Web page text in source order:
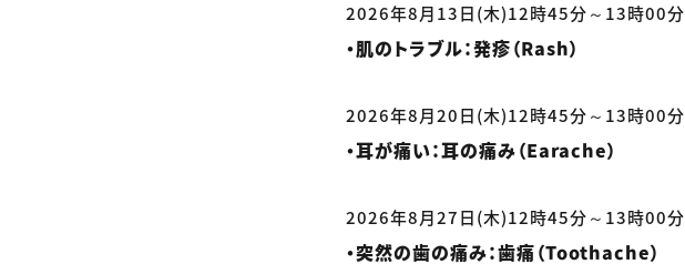
2026年8月13日(木)12時45分～13時00分
・肌のトラブル：発疹（Rash）
2026年8月20日(木)12時45分～13時00分
・耳が痛い：耳の痛み（Earache）
2026年8月27日(木)12時45分～13時00分
・突然の歯の痛み：歯痛（Toothache）